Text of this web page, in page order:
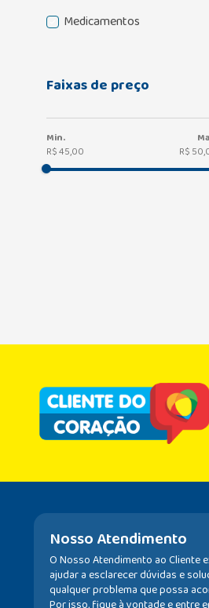
Medicamentos
Faixas de preço
R$ 45,00 R$
Nosso Atendimento
O Nosso Atendimento ao Cliente
ajudar a esclarecer dúvidas e
qualquer problema que possa